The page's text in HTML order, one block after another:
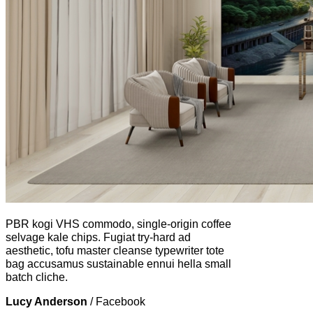
PBR kogi VHS commodo, single-origin coffee
selvage kale chips. Fugiat try-hard ad
aesthetic, tofu master cleanse typewriter tote
bag accusamus sustainable ennui hella small
batch cliche.
Lucy Anderson / Facebook